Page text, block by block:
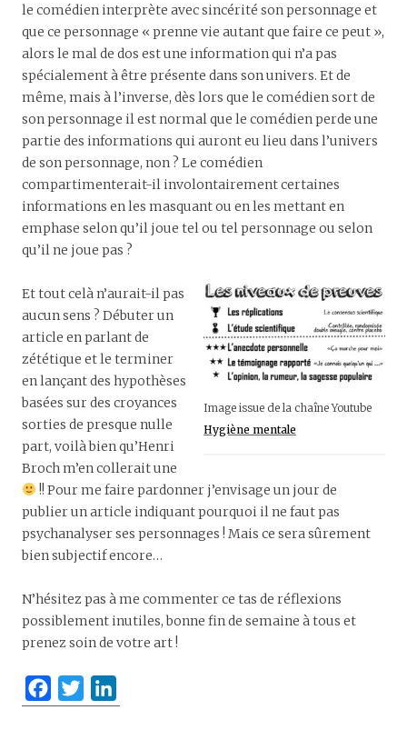
le comédien interprète avec sincérité son personnage et
que ce personnage « prenne vie autant que faire ce peut »,
alors le mal de dos est une information qui n’a pas
spécialement à être présente dans son univers. Et de
même, mais à l’inverse, dès lors que le comédien sort de
son personnage il est normal que le comédien perde une
partie des informations qui auront eu lieu dans l’univers
de son personnage, non ? Le comédien
compartimenterait-il involontairement certaines
informations en les masquant ou en les mettant en
emphase selon qu’il joue tel ou tel personnage ou selon
qu’il ne joue pas ?
Image issue de la chaîne Youtube
Hygiène mentale
Et tout celà n’aurait-il pas
aucun sens ? Débuter un
article en parlant de
zététique et le terminer
en lançant des hypothèses
basées sur des croyances
sorties de presque nulle
part, voilà bien qu’Henri
Broch m’en collerait une
!! Pour me faire pardonner j’envisage un jour de
publier un article indiquant pourquoi il ne faut pas
psychanalyser ses personnages ! Mais ce sera sûrement
bien subjectif encore…
N’hésitez pas à me commenter ce tas de réflexions
possiblement inutiles, bonne fin de semaine à tous et
prenez soin de votre art !